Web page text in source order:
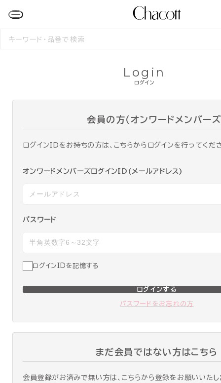
検
ログイン
Login
会員の方（オンワードメンバーズ
ログインIDをお持ちの方は、こちらからログインを行ってくだ
オンワードメンバーズログインID(メールアドレス)
パスワード
ログインIDを記憶する
ログインする
パスワードをお忘れの方
まだ会員ではない方はこちら
会員登録がお済みで無い方は、こちらから登録をお願いいたし